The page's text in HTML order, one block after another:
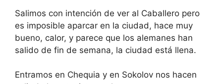
Salimos con intención de ver al Caballero pero
es imposible aparcar en la ciudad, hace muy
bueno, calor, y parece que los alemanes han
salido de fin de semana, la ciudad está llena.
Entramos en Chequia y en Sokolov nos hacen